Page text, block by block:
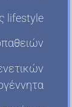
lifestyle